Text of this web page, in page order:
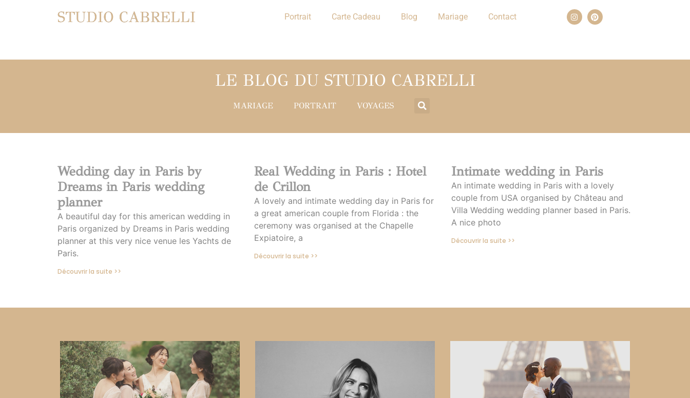
STUDIO CABRELLI Portrait Carte Cadeau Blog Mariage Contact
LE BLOG DU STUDIO CABRELLI
MARIAGE PORTRAIT VOYAGES
Wedding day in Paris by
Dreams in Paris wedding
planner
A beautiful day for this american wedding in
Paris organized by Dreams in Paris wedding
planner at this very nice venue les Yachts de
Paris.
Découvrir la suite >>
Real Wedding in Paris : Hotel
de Crillon
A lovely and intimate wedding day in Paris for
a great american couple from Florida : the
ceremony was organised at the Chapelle
Expiatoire, a
Découvrir la suite >>
Intimate wedding in Paris
An intimate wedding in Paris with a lovely
couple from USA organised by Château and
Villa Wedding wedding planner based in Paris.
A nice photo
Découvrir la suite >>